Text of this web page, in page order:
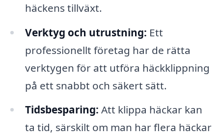
häckens tillväxt.
Verktyg och utrustning: Ett
professionellt företag har de rätta
verktygen för att utföra häckklippning
på ett snabbt och säkert sätt.
Tidsbesparing: Att klippa häckar kan
ta tid, särskilt om man har flera häckar